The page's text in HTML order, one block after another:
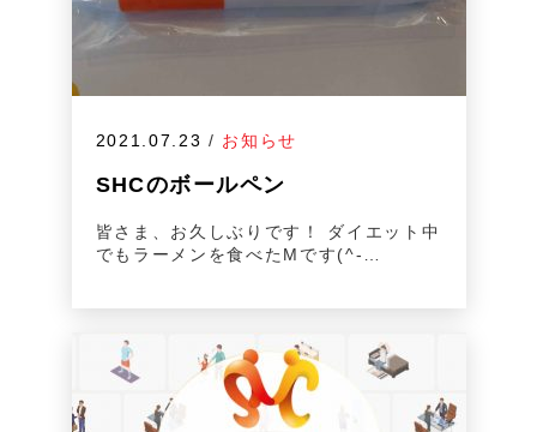
2021.07.23 / お知らせ
SHCのボールペン
皆さま、お久しぶりです！ ダイエット中
でもラーメンを食べたMです(^-…